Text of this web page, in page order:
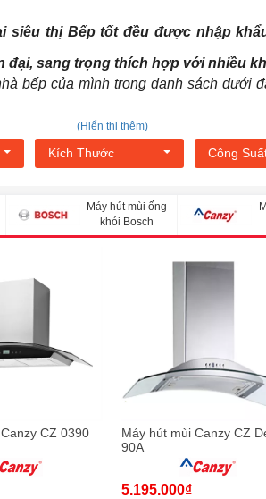
siêu thị Bếp tốt đều được nhập
đại, sang trọng thích hợp với nhiều
bếp của mình trong danh sách
(Hiển thị thêm)
Kích Thước Công
Máy hút mùi ống
khói Bosch
CZ 0390
Máy hút mùi Canzy CZ
90A
5.195.000₫